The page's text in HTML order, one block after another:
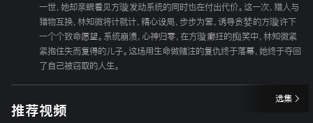
一世，她却亲眼看见方璇发动系统的同时也在付出代价。这一次，猎人与
猎物互换，林知微将计就计，精心设局，步步为营，诱导贪婪的方璇许下
一个个致命愿望。系统崩溃，心神归零，在方璇癫狂的痴笑中，林知微紧
紧抱住失而复得的儿子。这场用生命做赌注的复仇终于落幕，她终于夺回
了自己被窃取的人生。
选集
推荐视频